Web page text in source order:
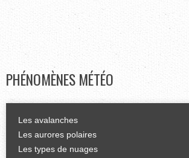
PHÉNOMÈNES MÉTÉO
Les avalanches
Les aurores polaires
Les types de nuages